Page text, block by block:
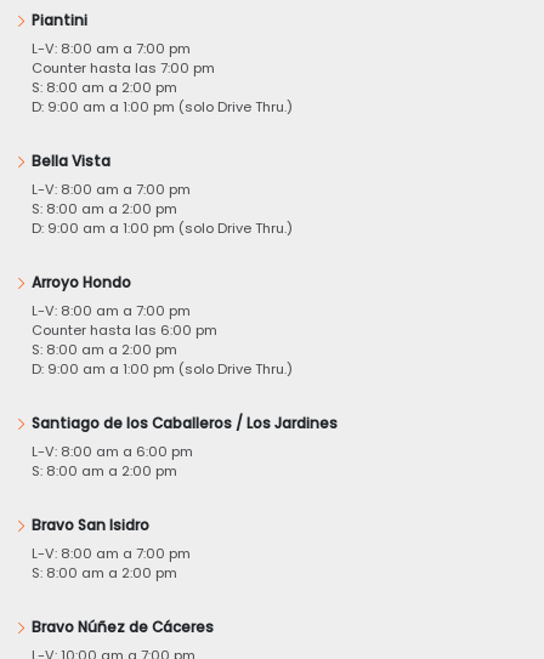
Piantini
L-V: 8:00 am a 7:00 pm
Counter hasta las 7:00 pm
S: 8:00 am a 2:00 pm
D: 9:00 am a 1:00 pm (solo Drive Thru.)
Bella Vista
L-V: 8:00 am a 7:00 pm
S: 8:00 am a 2:00 pm
D: 9:00 am a 1:00 pm (solo Drive Thru.)
Arroyo Hondo
L-V: 8:00 am a 7:00 pm
Counter hasta las 6:00 pm
S: 8:00 am a 2:00 pm
D: 9:00 am a 1:00 pm (solo Drive Thru.)
Santiago de los Caballeros / Los Jardines
L-V: 8:00 am a 6:00 pm
S: 8:00 am a 2:00 pm
Bravo San Isidro
L-V: 8:00 am a 7:00 pm
S: 8:00 am a 2:00 pm
Bravo Núñez de Cáceres
L-V: 10:00 am a 7:00 pm